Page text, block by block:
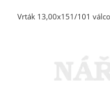
Vrták 13,00x151/101